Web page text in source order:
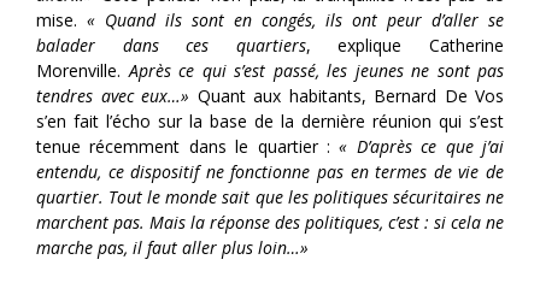
mise. « Quand ils sont en congés, ils ont peur d’aller se
balader dans ces quartiers, explique Catherine
Morenville.Après ce qui s’est passé, les jeunes ne sont pas
tendres avec eux…» Quant aux habitants, Bernard De Vos
s’en fait l’écho sur la base de la dernière réunion qui s’est
tenue récemment dans le quartier :« D’après ce que j’ai
entendu, ce dispositif ne fonctionne pas en termes de vie de
quartier. Tout le monde sait que les politiques sécuritaires ne
marchent pas. Mais la réponse des politiques, c’est : si cela ne
marche pas, il faut aller plus loin…»